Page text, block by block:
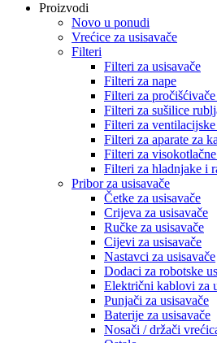
Proizvodi
Novo u ponudi
Vrećice za usisavače
Filteri
Filteri za usisavače
Filteri za nape
Filteri za
Filteri za sušilice
Filteri za
Filteri za aparate za
Filteri za
Filteri za hladnjake i
Pribor za usisavače
Četke za usisavače
Crijeva za usisavače
Ručke za usisavače
Cijevi za usisavače
Nastavci za usisavače
Dodaci za robotske
Električni kablovi za
Punjači za usisavače
Baterije za usisavače
Nosači / držači